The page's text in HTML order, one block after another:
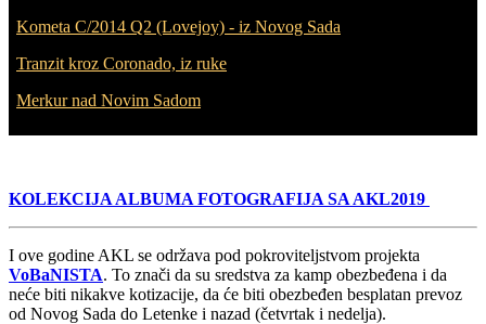
Kometa C/2014 Q2 (Lovejoy) - iz Novog Sada
Tranzit kroz Coronado, iz ruke
Merkur nad Novim Sadom
KOLEKCIJA ALBUMA FOTOGRAFIJA SA AKL2019
I ove godine AKL se održava pod pokroviteljstvom projekta
VoBaNISTA. To znači da su sredstva za kamp obezbeđena i da
neće biti nikakve kotizacije, da će biti obezbeđen besplatan prevoz
od Novog Sada do Letenke i nazad (četvrtak i nedelja).